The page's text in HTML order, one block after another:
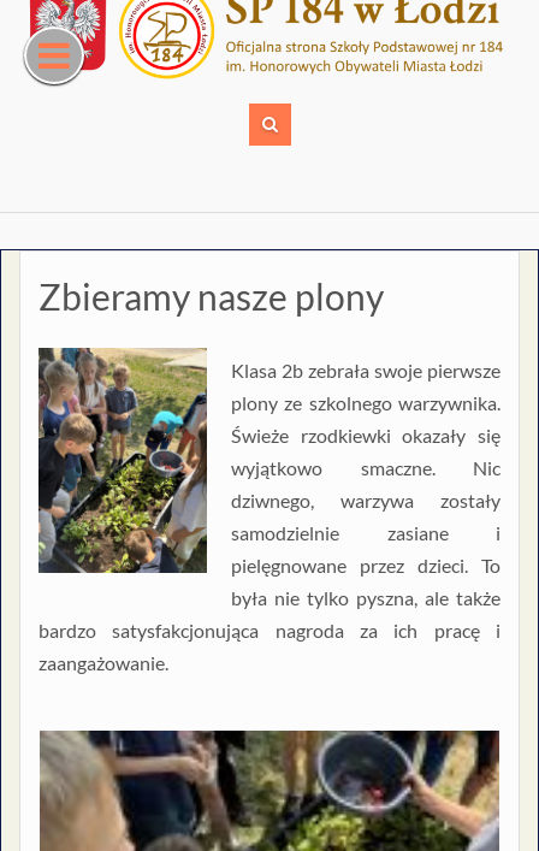
content
Zbieramy nasze plony
Klasa 2b zebrała swoje pierwsze
plony ze szkolnego warzywnika.
Świeże rzodkiewki okazały się
wyjątkowo smaczne. Nic
dziwnego, warzywa zostały
samodzielnie zasiane i
pielęgnowane przez dzieci. To
była nie tylko pyszna, ale także
bardzo satysfakcjonująca nagroda za ich pracę i
zaangażowanie.